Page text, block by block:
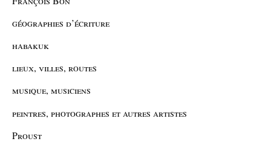
géographies d’écriture
habakuk
lieux, villes, routes
musique, musiciens
peintres, photographes et autres artistes
Proust